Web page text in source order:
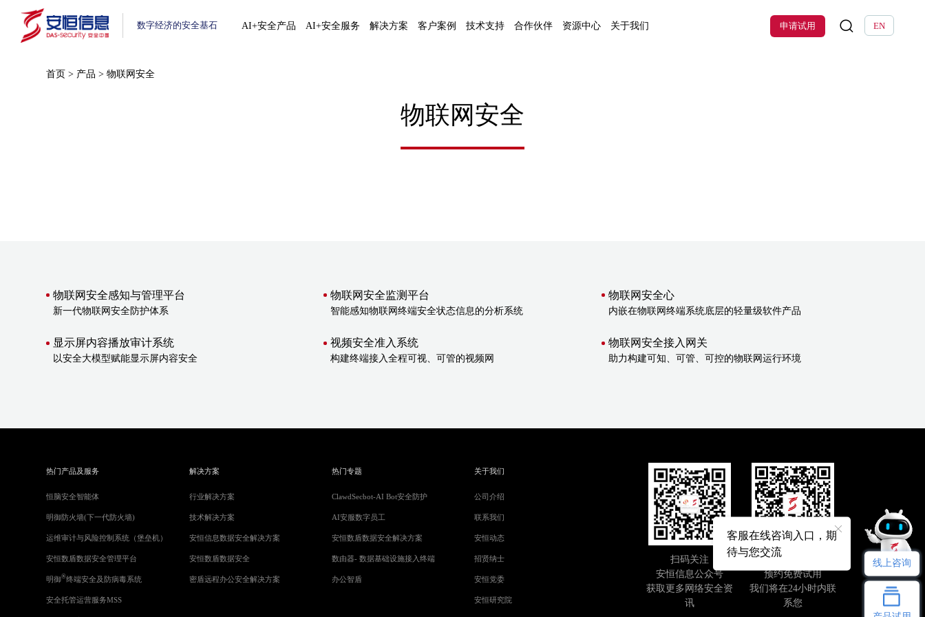
数字经济的安全基石 AI+安全产品 AI+安全服务 解决方案 客户案例 技术支持 合作伙伴 资源中心 关于我们 EN
申请试用
首页 > 产品 >物联网安全
物联网安全
物联网安全感知与管理平台
新一代物联网安全防护体系
物联网安全监测平台
智能感知物联网终端安全状态信息的分析系统
物联网安全心
内嵌在物联网终端系统底层的轻量级软件产品
显示屏内容播放审计系统
以安全大模型赋能显示屏内容安全
视频安全准入系统
构建终端接入全程可视、可管的视频网
物联网安全接入网关
助力构建可知、可管、可控的物联网运行环境
扫码关注
安恒信息公众号
获取更多网络安全资
讯
即刻扫码
预约免费试用
我们将在24小时内联
系您
热门产品及服务
恒脑安全智能体
明御防火墙(下一代防火墙)
运维审计与风险控制系统（堡垒机）
安恒数盾数据安全管理平台
明御®终端安全及防病毒系统
安全托管运营服务MSS
解决方案
行业解决方案
技术解决方案
安恒信息数据安全解决方案
安恒数盾数据安全
密盾远程办公安全解决方案
热门专题
ClawdSecbot-AI Bot安全防护
AI安服数字员工
安恒数盾数据安全解决方案
数由器- 数据基础设施接入终端
办公智盾
关于我们
公司介绍
联系我们
安恒动态
招贤纳士
安恒党委
安恒研究院
客服在线咨询入口，期
待与您交流
线上咨询